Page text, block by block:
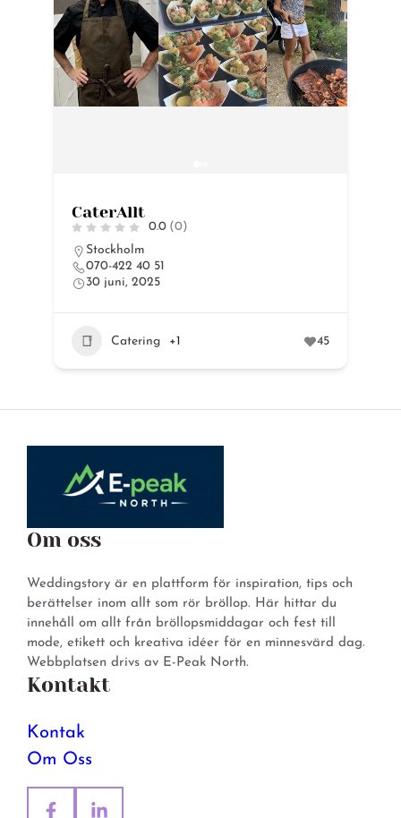
CaterAllt
0.0 (0)
Stockholm
070-422 40 51
30 juni, 2025
Catering +1 45
Om oss
Weddingstory är en plattform för inspiration, tips och
berättelser inom allt som rör bröllop. Här hittar du
innehåll om allt från bröllopsmiddagar och fest till
mode, etikett och kreativa idéer för en minnesvärd dag.
Webbplatsen drivs av E-Peak North.
Kontakt
Kontak
Om Oss